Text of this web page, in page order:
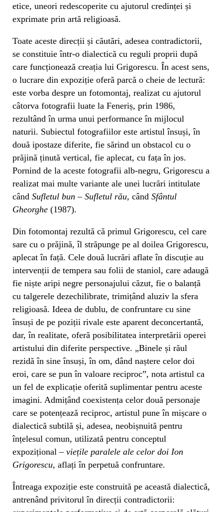
etice, uneori redescoperite cu ajutorul credinței și
exprimate prin artă religioasă.
Toate aceste direcții și căutări, adesea contradictorii,
se constituie într-o dialectică cu reguli proprii după
care funcționează creația lui Grigorescu. În acest sens,
o lucrare din expoziție oferă parcă o cheie de lectură:
este vorba despre un fotomontaj, realizat cu ajutorul
câtorva fotografii luate la Feneriș, prin 1986,
rezultând în urma unui performance în mijlocul
naturii. Subiectul fotografiilor este artistul însuși, în
două ipostaze diferite, fie sărind un obstacol cu o
prăjină ținută vertical, fie aplecat, cu fața în jos.
Pornind de la aceste fotografii alb-negru, Grigorescu a
realizat mai multe variante ale unei lucrări intitulate
când Sufletul bun – Sufletul rău, când Sfântul
Gheorghe (1987).
Din fotomontaj rezultă că primul Grigorescu, cel care
sare cu o prăjină, îl străpunge pe al doilea Grigorescu,
aplecat în față. Cele două lucrări aflate în discuție au
intervenții de tempera sau folii de staniol, care adaugă
fie niște aripi negre personajului căzut, fie o balanță
cu talgerele dezechilibrate, trimițând aluziv la sfera
religioasă. Ideea de dublu, de confruntare cu sine
însuși de pe poziții rivale este aparent deconcertantă,
dar, în realitate, oferă posibilitatea interpretării operei
artistului din diferite perspective. „Binele și răul
rezidă în sine însuși, în om, dând naștere celor doi
eroi, care se pun în valoare reciproc”, nota artistul ca
un fel de explicație oferită suplimentar pentru aceste
imagini. Admițând coexistența celor două personaje
care se potențează reciproc, artistul pune în mișcare o
dialectică subtilă și, adesea, neobișnuită pentru
înțelesul comun, utilizată pentru conceptul
expozițional – viețile paralele ale celor doi Ion
Grigorescu, aflați în perpetuă confruntare.
Întreaga expoziție este construită pe această dialectică,
antrenând privitorul în direcții contradictorii: